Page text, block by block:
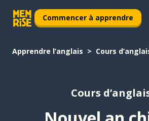
Commencer à apprendre
Apprendre l’anglais Cours
Cours